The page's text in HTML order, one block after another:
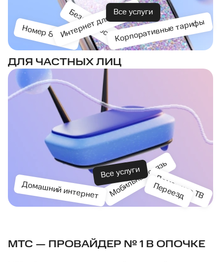
Безопасность
Номер 8-800 Корпоративные тарифы
Интернет для офиса
Все услуги
ДЛЯ ЧАСТНЫХ ЛИЦ
Мобильная связь
Домашний интернет Домашнее ТВ
Все услуги
Переезд
МТС — ПРОВАЙДЕР № 1 В ОПОЧКЕ